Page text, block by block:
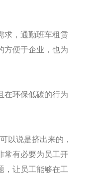
求，通勤班车租赁
方便于企业，也为
在环保低碳的行为
以说是挤出来的，
常有必要为员工开
，让员工能够在工